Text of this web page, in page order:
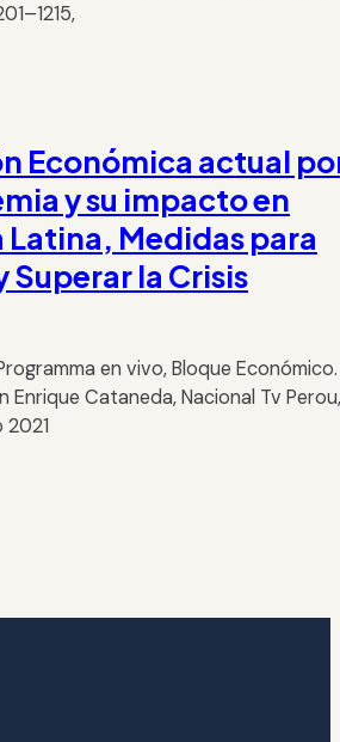
Económica actual
y su impacto en
Latina, Medidas para
Superar la Crisis
en vivo, Bloque Económico.
Enrique Cataneda, Nacional Tv Perou,
2021